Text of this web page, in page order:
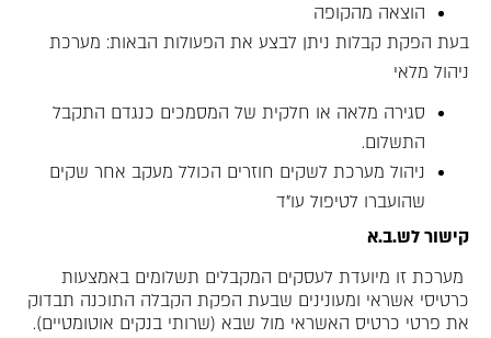
הוצאה מהקופה
בעת הפקת קבלות ניתן לבצע את הפעולות הבאות: מערכת
ניהול מלאי
סגירה מלאה או חלקית של המסמכים כנגדם התקבל
התשלום.
ניהול מערכת לשקים חוזרים הכולל מעקב אחר שקים
שהועברו לטיפול עו"ד
קישור לש.ב.א
מערכת זו מיועדת לעסקים המקבלים תשלומים באמצעות
כרטיסי אשראי ומעונינים שבעת הפקת הקבלה התוכנה תבדוק
את פרטי כרטיס האשראי מול שבא (שרותי בנקים אוטומטיים).